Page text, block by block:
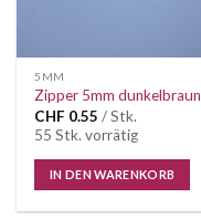
5MM
Zipper 5mm dunkelbraun
CHF 0.55 / Stk.
55 Stk. vorrätig
IN DEN WARENKORB